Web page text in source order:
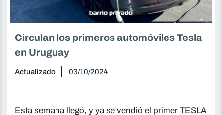
Circulan los primeros automóviles Tesla
en Uruguay
Actualizado 03/10/2024
Esta semana llegó, y ya se vendió el primer TESLA